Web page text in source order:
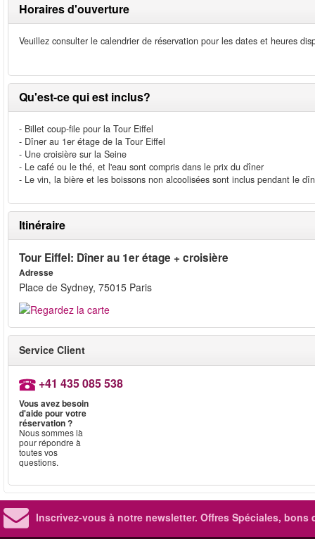
Horaires d'ouverture
Veuillez consulter le calendrier de réservation pour les dates et heures
Qu'est-ce qui est inclus?
- Billet coup-file pour la Tour Eiffel
- Dîner au 1er étage de la Tour Eiffel
- Une croisière sur la Seine
- Le café ou le thé, et l'eau sont compris dans le prix du dîner
- Le vin, la bière et les boissons non alcoolisées sont inclus pendant le
Itinéraire
Tour Eiffel: Dîner au 1er étage + croisière
Adresse
Place de Sydney, 75015 Paris
Service Client
+41 435 085 538
Vous avez besoin
d'aide pour votre
réservation ?
Nous sommes là
pour répondre à
toutes vos
questions.
Inscrivez-vous à notre newsletter. Offres Spéciales, bons